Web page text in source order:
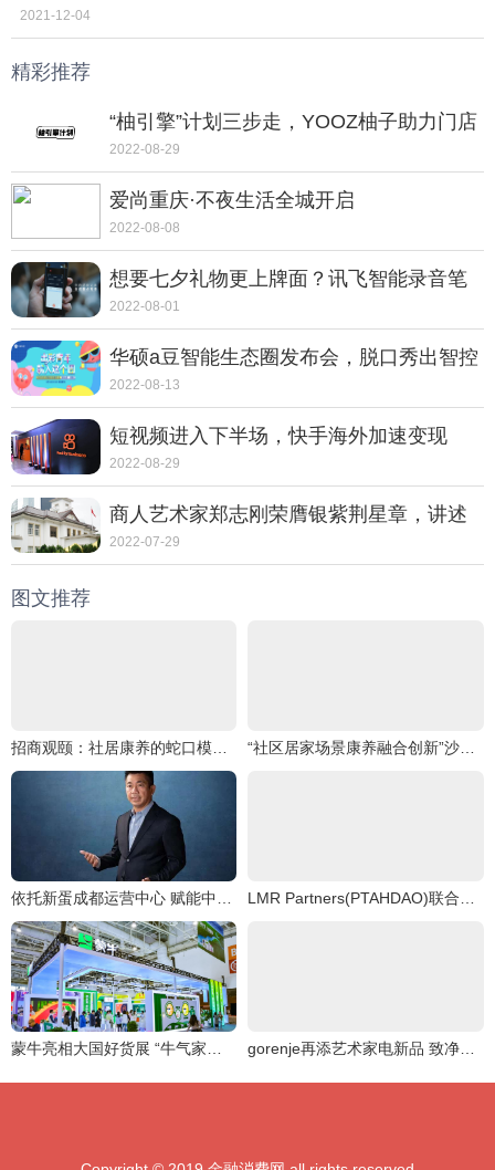
人分段
2021-12-04
精彩推荐
“柚引擎”计划三步走，YOOZ柚子助力门店
走向转型之路
2022-08-29
爱尚重庆·不夜生活全城开启
2022-08-08
想要七夕礼物更上牌面？讯飞智能录音笔
SR702质感非凡
2022-08-01
华硕a豆智能生态圈发布会，脱口秀出智控
新体验
2022-08-13
短视频进入下半场，快手海外加速变现
2022-08-29
商人艺术家郑志刚荣膺银紫荆星章，讲述
动人的中国故事
2022-07-29
图文推荐